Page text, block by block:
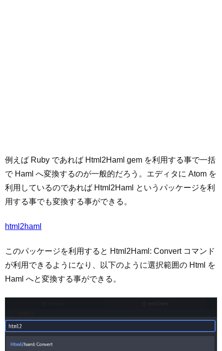
例えば Ruby であれば Html2Haml gem を利用する事で一括
で Haml へ変換するのが一般的だろう。エディタに Atom を
利用しているのであれば Html2Haml というパッケージを利
用する事でも変換する事ができる。
html2haml
このパッケージを利用すると Html2Haml: Convert コマンド
が利用できるようになり、以下のように選択範囲の Html を
Haml へと変換する事ができる。